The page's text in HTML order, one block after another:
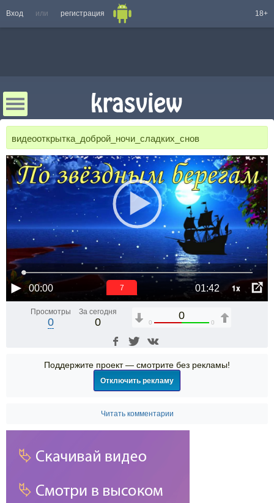
Вход или регистрация 18+
видеооткрытка_доброй_ночи_сладких_снов
00:00 01:42 1x
6
Просмотры
0
За сегодня
0
0
0 0
Поддержите проект — смотрите без рекламы!
Отключить рекламу
Читать комментарии